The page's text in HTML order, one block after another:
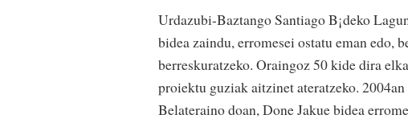
Urdazubi-Baztango Santiago B¡deko
bidea zaindu, erromesei ostatu eman edo,
berreskuratzeko. Oraingoz 50 kide dira
proiektu guziak aitzinet ateratzeko.
Belateraino doan, Done Jakue bidea